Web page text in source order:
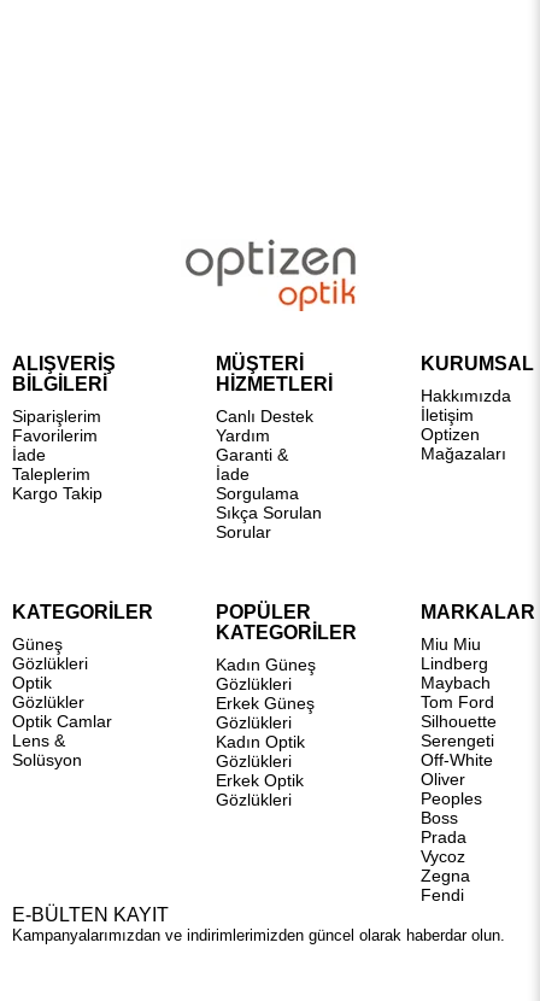
ALIŞVERİŞ
BİLGİLERİ
Siparişlerim
Favorilerim
İade
Taleplerim
Kargo Takip
MÜŞTERİ
HİZMETLERİ
Canlı Destek
Yardım
Garanti &
İade
Sorgulama
Sıkça Sorulan
Sorular
KURUMSAL
Hakkımızda
İletişim
Optizen
Mağazaları
KATEGORİLER
Güneş
Gözlükleri
Optik
Gözlükler
Optik Camlar
Lens &
Solüsyon
POPÜLER
KATEGORİLER
Kadın Güneş
Gözlükleri
Erkek Güneş
Gözlükleri
Kadın Optik
Gözlükleri
Erkek Optik
Gözlükleri
MARKALAR
Miu Miu
Lindberg
Maybach
Tom Ford
Silhouette
Serengeti
Off-White
Oliver
Peoples
Boss
Prada
Vycoz
Zegna
Fendi
E-BÜLTEN KAYIT
Kampanyalarımızdan ve indirimlerimizden güncel olarak haberdar olun.